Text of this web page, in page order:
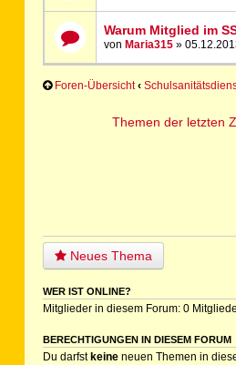
Warum Mitglied im
von Maria315 »
Foren-Übersicht ‹
Themen der letzten
Neues Thema
WER IST ONLINE?
Mitglieder in diesem Forum: 0
BERECHTIGUNGEN IN DIESEM FORUM
Du darfst keine neuen Themen in